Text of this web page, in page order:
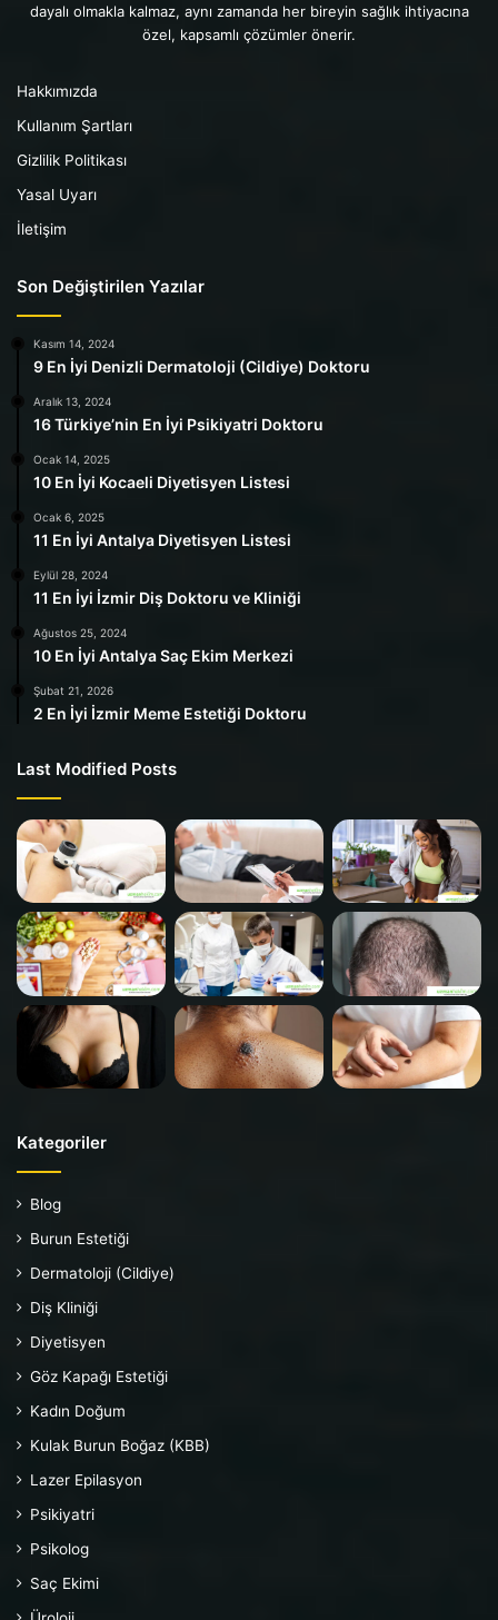
dayalı olmakla kalmaz, aynı zamanda her bireyin sağlık ihtiyacına
özel, kapsamlı çözümler önerir.
Hakkımızda
Kullanım Şartları
Gizlilik Politikası
Yasal Uyarı
İletişim
Son Değiştirilen Yazılar
Kasım 14, 2024
9 En İyi Denizli Dermatoloji (Cildiye) Doktoru
Aralık 13, 2024
16 Türkiye’nin En İyi Psikiyatri Doktoru
Ocak 14, 2025
10 En İyi Kocaeli Diyetisyen Listesi
Ocak 6, 2025
11 En İyi Antalya Diyetisyen Listesi
Eylül 28, 2024
11 En İyi İzmir Diş Doktoru ve Kliniği
Ağustos 25, 2024
10 En İyi Antalya Saç Ekim Merkezi
Şubat 21, 2026
2 En İyi İzmir Meme Estetiği Doktoru
Last Modified Posts
Kategoriler
Blog
Burun Estetiği
Dermatoloji (Cildiye)
Diş Kliniği
Diyetisyen
Göz Kapağı Estetiği
Kadın Doğum
Kulak Burun Boğaz (KBB)
Lazer Epilasyon
Psikiyatri
Psikolog
Saç Ekimi